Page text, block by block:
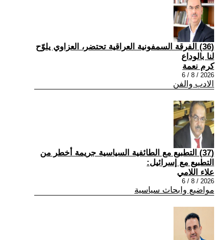
(36) الفرقة السمفونية العراقية تحتضر، العزاوي يلوّح
لنا بالوداع
كرم نعمة
2026 / 8 / 6
الادب والفن
(37) التطبيع مع الطائفية السياسية جريمة أخطر من
التطبيع مع إسرائيل:
علاء اللامي
2026 / 8 / 6
مواضيع وابحاث سياسية